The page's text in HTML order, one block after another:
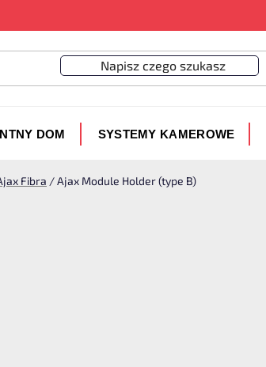
DOM SYSTEMY KAMEROWE
Fibra /Ajax Module Holder (type B)